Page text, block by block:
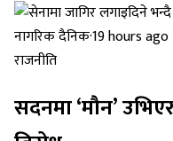
नागरिक दैनिक·19 hours ago
राजनीति
सदनमा ‘मौन’